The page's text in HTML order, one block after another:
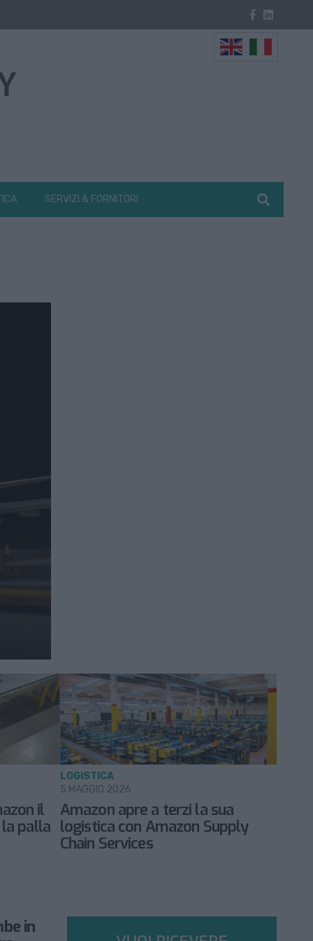
SERVIZI & FORNITORI
il
palla
Amazon apre a terzi la sua
logistica con Amazon Supply
Chain Services
LOGISTICA
5 MAGGIO 2026
in